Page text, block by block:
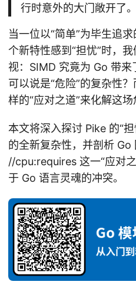
行时意外的大门敞开了
当一位以“简单”为毕生追
个新特性感到“担忧”时，
视：SIMD 究竟为 Go 带
可以说是“危险”的复杂性
样的“应对之道”来化解这场
本文将深入探讨 Pike 的“
的全新复杂性，并剖析 Go
//cpu:requires 这一“应对
于 Go 语言灵魂的冲突。